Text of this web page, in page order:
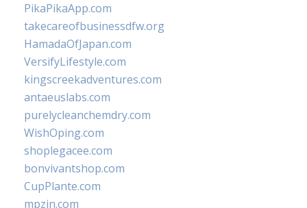
PikaPikaApp.com
takecareofbusinessdfw.org
HamadaOfJapan.com
VersifyLifestyle.com
kingscreekadventures.com
antaeuslabs.com
purelycleanchemdry.com
WishOping.com
shoplegacee.com
bonvivantshop.com
CupPlante.com
mpzin.com